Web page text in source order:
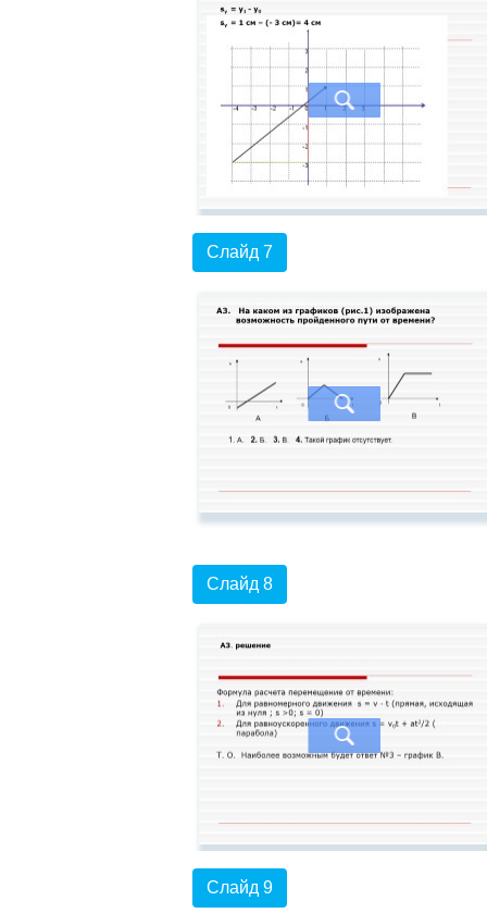
Слайд 7
Слайд 8
Слайд 9